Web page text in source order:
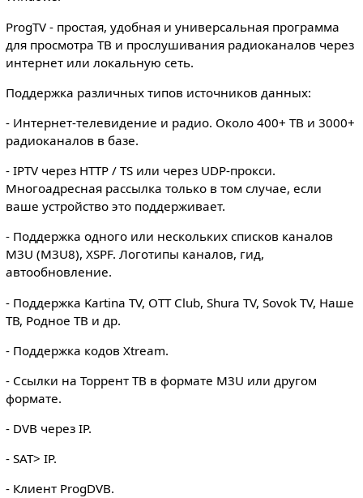
ProgTV - простая, удобная и универсальная программа
для просмотра ТВ и прослушивания радиоканалов через
интернет или локальную сеть.
Поддержка различных типов источников данных:
- Интернет-телевидение и радио. Около 400+ ТВ и 3000+
радиоканалов в базе.
- IPTV через HTTP / TS или через UDP-прокси.
Многоадресная рассылка только в том случае, если
ваше устройство это поддерживает.
- Поддержка одного или нескольких списков каналов
M3U (M3U8), XSPF. Логотипы каналов, гид,
автообновление.
- Поддержка Kartina TV, OTT Club, Shura TV, Sovok TV, Наше
ТВ, Родное ТВ и др.
- Поддержка кодов Xtream.
- Ссылки на Торрент ТВ в формате M3U или другом
формате.
- DVB через IP.
- SAT> IP.
- Клиент ProgDVB.